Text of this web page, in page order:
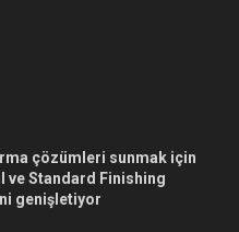
çözümleri sunmak için
ve Standard Finishing
genişletiyor